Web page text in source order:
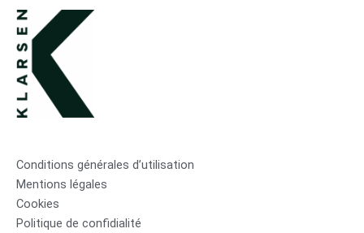
Conditions générales d’utilisation
Mentions légales
Cookies
Politique de confidialité